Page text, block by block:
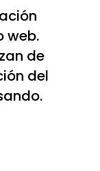
web.
de
del